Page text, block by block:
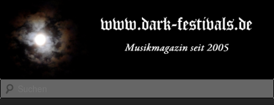
primären
Inhalt
springen
sekundären
Inhalt
springenDARK-FESTIVALS.DE
Suchen